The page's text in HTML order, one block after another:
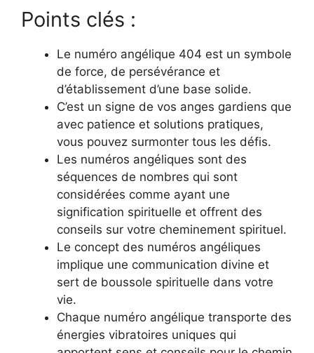
Points clés :
Le numéro angélique 404 est un symbole
de force, de persévérance et
d’établissement d’une base solide.
C’est un signe de vos anges gardiens que
avec patience et solutions pratiques,
vous pouvez surmonter tous les défis.
Les numéros angéliques sont des
séquences de nombres qui sont
considérées comme ayant une
signification spirituelle et offrent des
conseils sur votre cheminement spirituel.
Le concept des numéros angéliques
implique une communication divine et
sert de boussole spirituelle dans votre
vie.
Chaque numéro angélique transporte des
énergies vibratoires uniques qui